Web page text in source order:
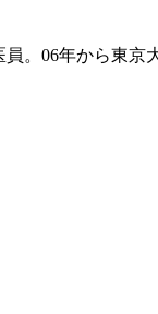
。06年から東